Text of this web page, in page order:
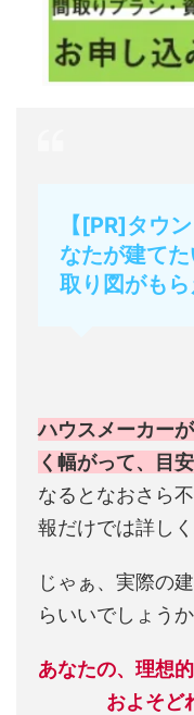
【[PR]タウ
なたが建て
取り図がもら
ハウスメーカー
く幅がって、目
なるとなおさら
報だけでは詳し
じゃぁ、実際の
らいいでしょうか
あなたの、理想
およそど